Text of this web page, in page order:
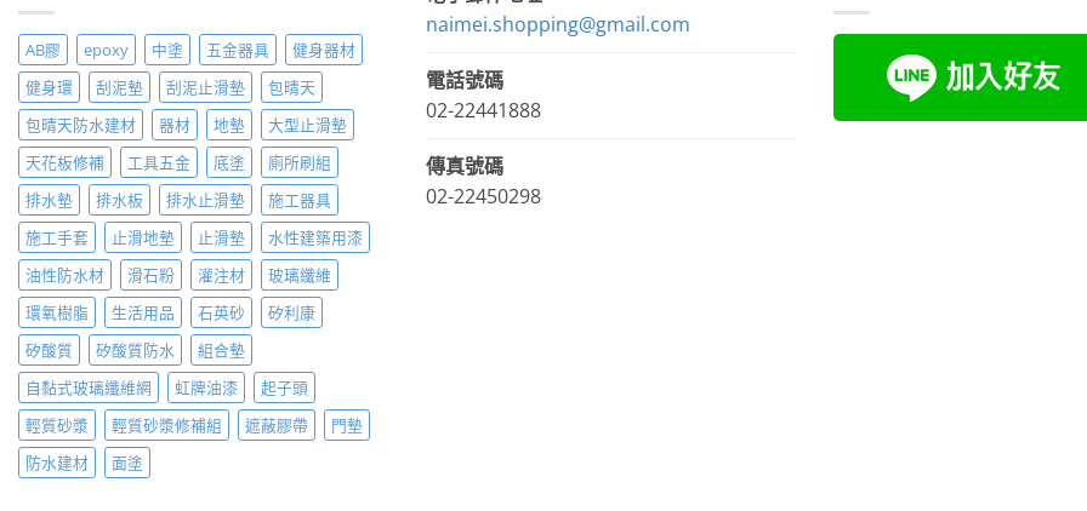
AB膠 epoxy 中塗 五金器具
健身器材
健身環
刮泥墊 刮泥止滑墊
包晴天
包晴天防水建材
器材 地墊
大型止滑墊
天花板修補
工具五金 底塗
廁所刷組
排水墊
排水板 排水止滑墊
施工器具
施工手套
止滑地墊 止滑墊
水性建築用漆
油性防水材
滑石粉 灌注材
玻璃纖維
環氧樹脂
生活用品 石英砂
矽利康
矽酸質
矽酸質防水
組合墊
自黏式玻璃纖維網
虹牌油漆
起子頭
輕質砂漿
輕質砂漿修補組 遮蔽膠帶
門墊
防水建材
面塗
naimei.shopping@gmail.com
電話號碼
02-22441888
傳真號碼
02-22450298